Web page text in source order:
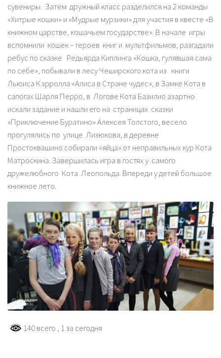
сувениры. Затем дружный класс разделился на 2 команды
«Хитрые кошки» и «Мудрые мурзики» для участия в квесте «В
книжном царстве, кошачьем государстве». В начале игры
вспомнили кошек – героев книг и мультфильмов, разгадали
ребус по сказке Редьярда Киплинга «Кошка, гулявшая сама
по себе», побывали в лесу Чеширского кота из книги
Льюиса Кэрролла «Алиса в Стране чудес», в Замке Кота в
сапогах Шарля Перро, в Логове Кота Базилио азартно
искали задание и нашли его на страницах сказки
«Приключение Буратино» Алексея Толстого, весело
прогулялись по улице Лизюкова, в деревне
Простоквашино собирали «яйца» от неправильных кур Кота
Матроскина. Завершилась игра в гостях у самого
дружелюбного Кота Леопольда. Впереди у детей большое
книжное лето.
140 всего , 1 за сегодня